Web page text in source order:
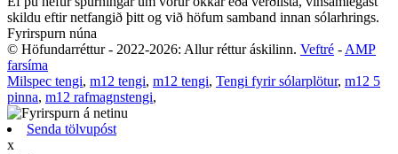
skildu eftir netfangið þitt og við höfum samband innan sólarhrings.
Fyrirspurn núna
© Höfundarréttur - 2022-2026: Allur réttur áskilinn. Veftré - AMP
farsíma
Milspec tengi, m12 tengi, m12 tengi, Tengi fyrir sólarplötur, m12 5
pinna, m12 rafmagnstengi,
Senda tölvupóst
x